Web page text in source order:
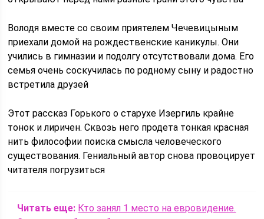
Володя вместе со своим приятелем Чечевицыным
приехали домой на рождественские каникулы. Они
учились в гимназии и подолгу отсутствовали дома. Его
семья очень соскучилась по родному сыну и радостно
встретила друзей
Этот рассказ Горького о старухе Изергиль крайне
тонок и лиричен. Сквозь него продета тонкая красная
нить философии поиска смысла человеческого
существования. Гениальный автор снова провоцирует
читателя погрузиться
Читать еще: Кто занял 1 место на евровидение.